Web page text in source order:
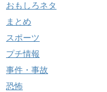
おもしろネタ
まとめ
スポーツ
プチ情報
事件・事故
恐怖